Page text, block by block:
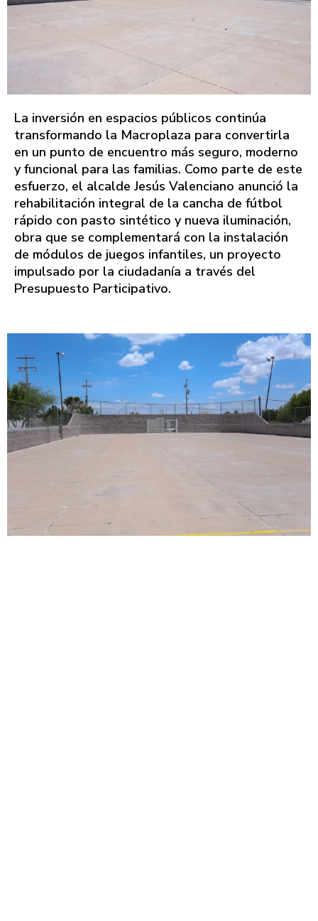
La inversión en espacios públicos continúa
transformando la Macroplaza para convertirla
en un punto de encuentro más seguro, moderno
y funcional para las familias. Como parte de este
esfuerzo, el alcalde Jesús Valenciano anunció la
rehabilitación integral de la cancha de fútbol
rápido con pasto sintético y nueva iluminación,
obra que se complementará con la instalación
de módulos de juegos infantiles, un proyecto
impulsado por la ciudadanía a través del
Presupuesto Participativo.